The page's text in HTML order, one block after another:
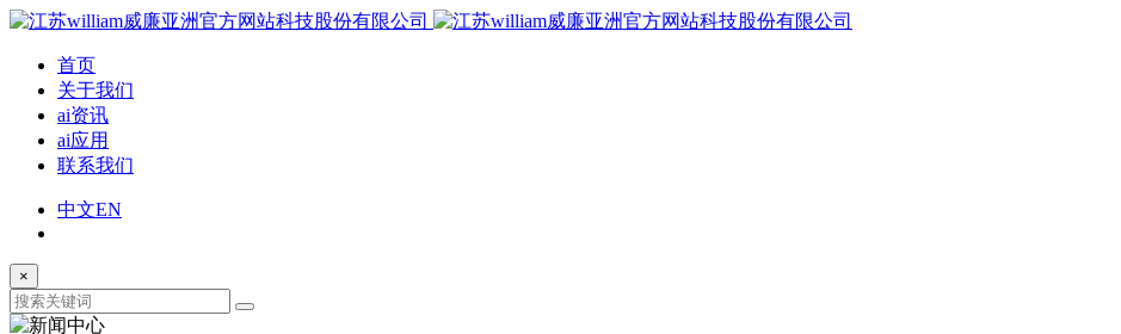
首页
关于我们
ai资讯
ai应用
联系我们
中文EN
×